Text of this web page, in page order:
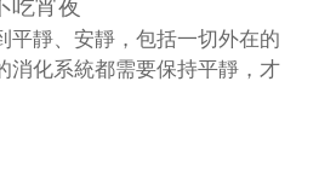
吃宵夜
平靜、安靜，包括一切外在的
消化系統都需要保持平靜，才